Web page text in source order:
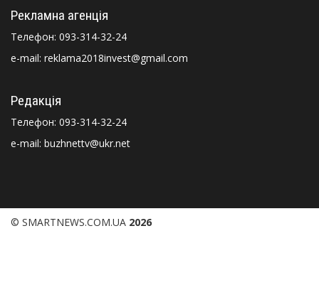
Рекламна агенція
Телефон: 093-314-32-24
e-mail: reklama2018invest@gmail.com
Редакція
Телефон: 093-314-32-24
e-mail: buzhnettv@ukr.net
© SMARTNEWS.COM.UA 2026